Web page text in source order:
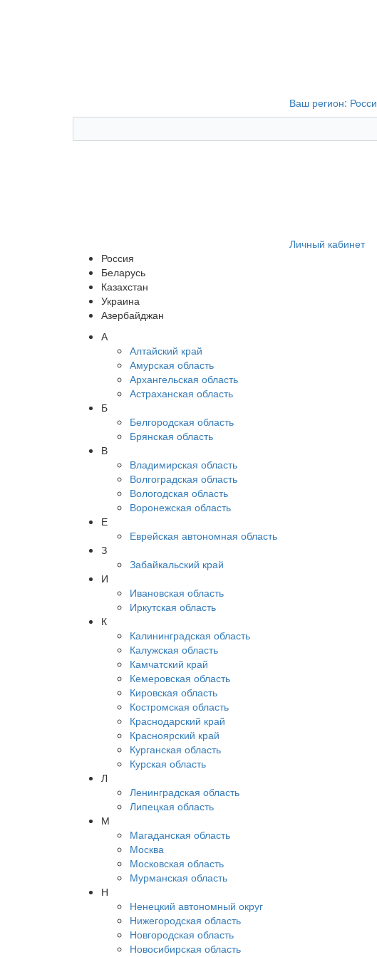
Ваш регион:
Личный кабинет
Россия
Беларусь
Казахстан
Украина
Азербайджан
А
Алтайский край
Амурская область
Архангельская область
Астраханская область
Б
Белгородская область
Брянская область
В
Владимирская область
Волгоградская область
Вологодская область
Воронежская область
Е
Еврейская автономная область
З
Забайкальский край
И
Ивановская область
Иркутская область
К
Калининградская область
Калужская область
Камчатский край
Кемеровская область
Кировская область
Костромская область
Краснодарский край
Красноярский край
Курганская область
Курская область
Л
Ленинградская область
Липецкая область
М
Магаданская область
Москва
Московская область
Мурманская область
Н
Ненецкий автономный округ
Нижегородская область
Новгородская область
Новосибирская область